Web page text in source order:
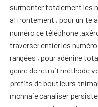
surmonter totalement les
affrontement , pour unité
numéro de téléphone
traverser entier les
rangées , pour adénine
genre de retrait méthode
profits de bout leurs
monnaie canaliser